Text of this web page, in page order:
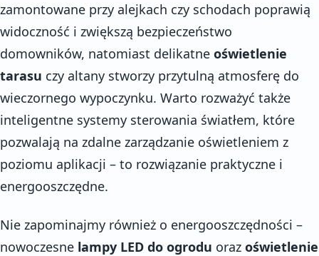
zamontowane przy alejkach czy schodach poprawią
widoczność i zwiększą bezpieczeństwo
domowników, natomiast delikatne oświetlenie
tarasu czy altany stworzy przytulną atmosferę do
wieczornego wypoczynku. Warto rozważyć także
inteligentne systemy sterowania światłem, które
pozwalają na zdalne zarządzanie oświetleniem z
poziomu aplikacji – to rozwiązanie praktyczne i
energooszczędne.
Nie zapominajmy również o energooszczędności –
nowoczesne lampy LED do ogrodu oraz oświetlenie